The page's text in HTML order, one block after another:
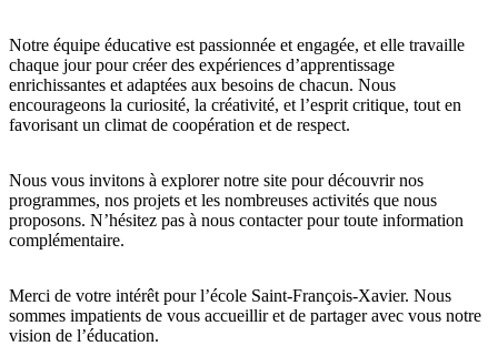
Notre équipe éducative est passionnée et engagée, et elle travaille
chaque jour pour créer des expériences d’apprentissage
enrichissantes et adaptées aux besoins de chacun. Nous
encourageons la curiosité, la créativité, et l’esprit critique, tout en
favorisant un climat de coopération et de respect.
Nous vous invitons à explorer notre site pour découvrir nos
programmes, nos projets et les nombreuses activités que nous
proposons. N’hésitez pas à nous contacter pour toute information
complémentaire.
Merci de votre intérêt pour l’école Saint-François-Xavier. Nous
sommes impatients de vous accueillir et de partager avec vous notre
vision de l’éducation.